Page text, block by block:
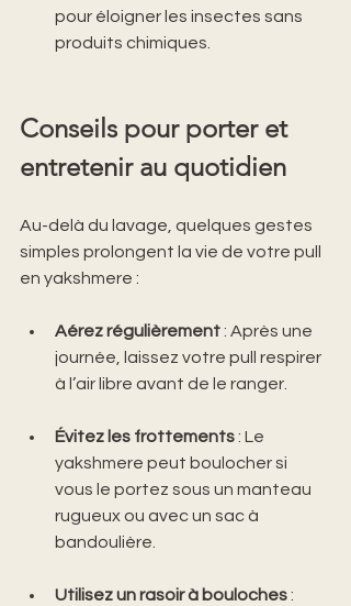
pour éloigner les insectes sans
produits chimiques.
Conseils pour porter et
entretenir au quotidien
Au-delà du lavage, quelques gestes
simples prolongent la vie de votre pull
en yakshmere :
Aérez régulièrement : Après une
journée, laissez votre pull respirer
à l’air libre avant de le ranger.
Évitez les frottements : Le
yakshmere peut boulocher si
vous le portez sous un manteau
rugueux ou avec un sac à
bandoulière.
Utilisez un rasoir à bouloches :